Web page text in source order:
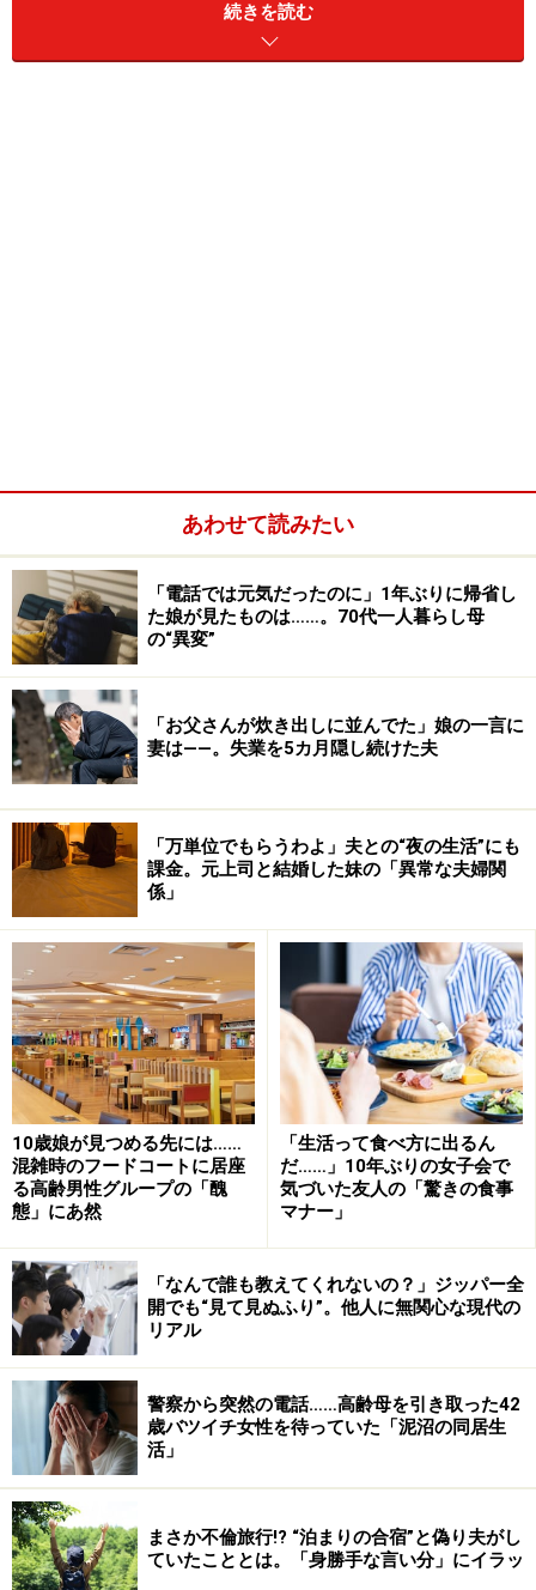
今でも許せない夫のモラハラ
は先輩としてアドバイスをくれただけなんだけど、こっ
んですよね」
結局、助けてくれたのは近所のママだった。「大丈夫、
大丈夫」と彼女に言ってもらったことで、少しずつ平常
心を取り戻していった。夫はまるきり役に立たなかった
という。
毒夫は私に言った「おかず、これだけ？」
毒夫でした。帰宅して食卓を見ると『おかず、これだ
け？』とのたまう。冷凍食品をチンしてと頼んでも『オ
レがやるの？』と。上の子のめんどうだけでも見てくれ
ればいいのに、子どもがまとわりつくと『オレだって疲
れて帰ってきてるんだけど』と。子どもが懐くのが嫌な
のかと思えば、週末は機嫌よく一緒に遊んでいる。当
時、彼は転職したばかりで大きなストレスを抱えていた
んでしょうね。私もそれを思いやることはできなかっ
た」
続きを読む
あわせて読みたい
「電話では元気だったのに」1年ぶりに帰省し
た娘が見たものは……。70代一人暮らし母
の“異変”
「お父さんが炊き出しに並んでた」娘の一言に
妻は――。失業を5カ月隠し続けた夫
「万単位でもらうわよ」夫との“夜の生活”にも
課金。元上司と結婚した妹の「異常な夫婦関
係」
10歳娘が見つめる先には……
混雑時のフードコートに居座
る高齢男性グループの「醜
態」にあ然
「生活って食べ方に出るん
だ……」10年ぶりの女子会で
気づいた友人の「驚きの食事
マナー」
「なんで誰も教えてくれないの？」ジッパー全
開でも“見て見ぬふり”。他人に無関心な現代の
リアル
警察から突然の電話……高齢母を引き取った42
歳バツイチ女性を待っていた「泥沼の同居生
活」
まさか不倫旅行!? “泊まりの合宿”と偽り夫がし
ていたこととは。「身勝手な言い分」にイラッ